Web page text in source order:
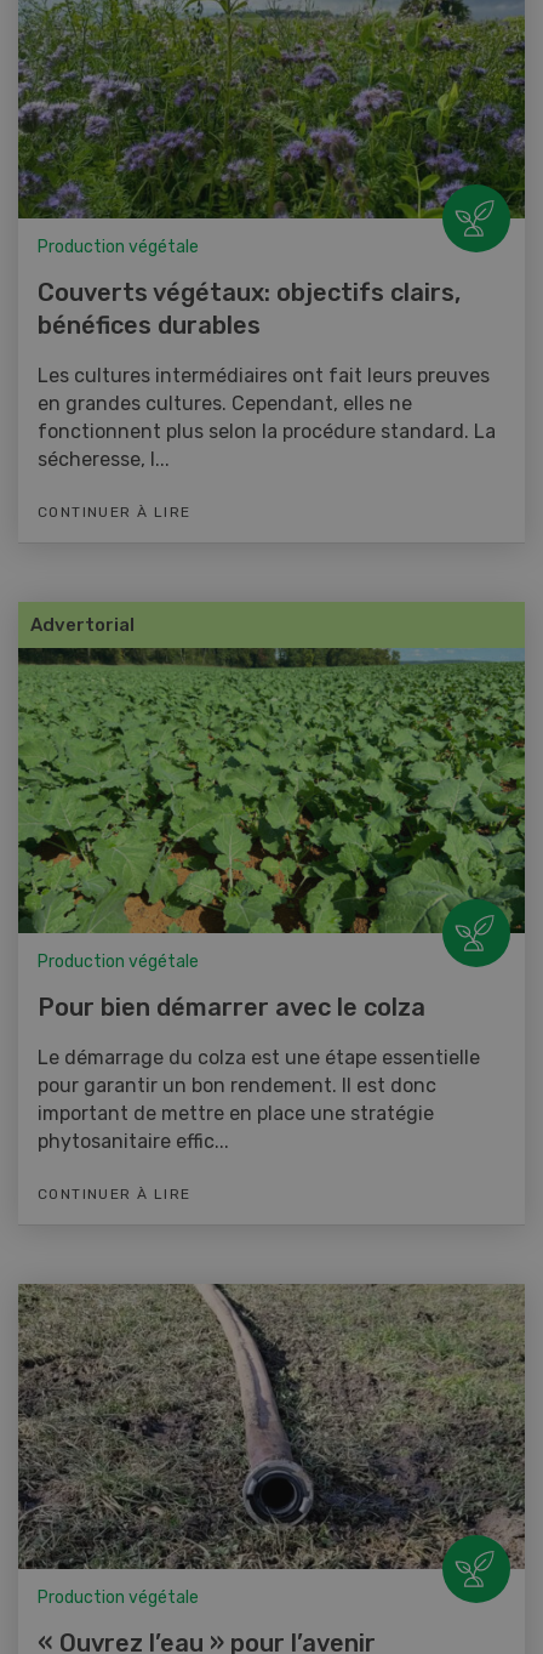
Production végétale
Couverts végétaux: objectifs clairs,
bénéfices durables
Les cultures intermédiaires ont fait leurs preuves
en grandes cultures. Cependant, elles ne
fonctionnent plus selon la procédure standard. La
sécheresse, l...
CONTINUER À LIRE
Advertorial
Production végétale
Pour bien démarrer avec le colza
Le démarrage du colza est une étape essentielle
pour garantir un bon rendement. Il est donc
important de mettre en place une stratégie
phytosanitaire effic...
CONTINUER À LIRE
Production végétale
« Ouvrez l’eau » pour l’avenir